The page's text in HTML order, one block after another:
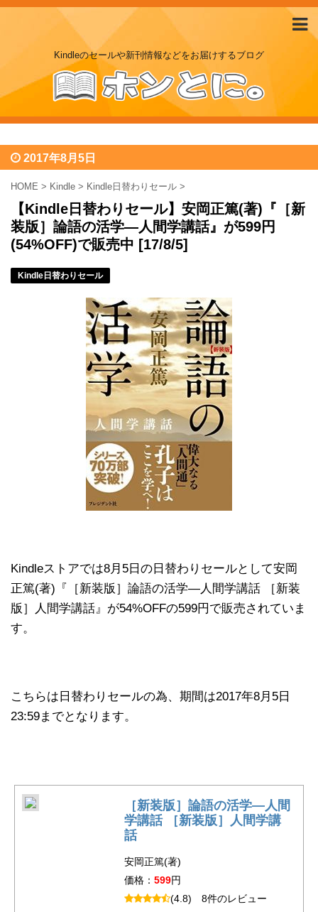
Kindleのセールや新刊情報などをお届けするブログ
2017年8月5日
HOME > Kindle > Kindle日替わりセール >
【Kindle日替わりセール】安岡正篤(著)『［新
装版］論語の活学―人間学講話』が599円
(54%OFF)で販売中 [17/8/5]
Kindle日替わりセール
Kindleストアでは8月5日の日替わりセールとして安岡
正篤(著)『［新装版］論語の活学―人間学講話 ［新装
版］人間学講話』が54%OFFの599円で販売されていま
す。
こちらは日替わりセールの為、期間は2017年8月5日
23:59までとなります。
［新装版］論語の活学―人間
学講話 ［新装版］人間学講
話
安岡正篤(著)
価格： 599円
(4.8) 8件のレビュー